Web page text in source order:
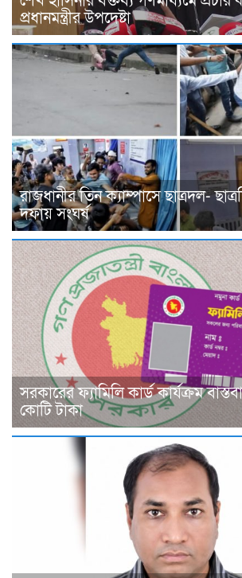
প্রধানমন্ত্রীর উপদেষ্টা
রাজধানীর তিন ক্যাম্পাসে ছাত্রদল-
দফায় সংঘর্ষ
সরকারের ফ্যামিলি কার্ড কার্যক্রম
কোটি টাকা